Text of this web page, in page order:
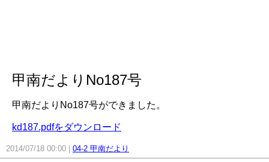
甲南だよりNo187号
甲南だよりNo187号ができました。
kd187.pdfをダウンロード
2014/07/18 00:00 04-2 甲南だより